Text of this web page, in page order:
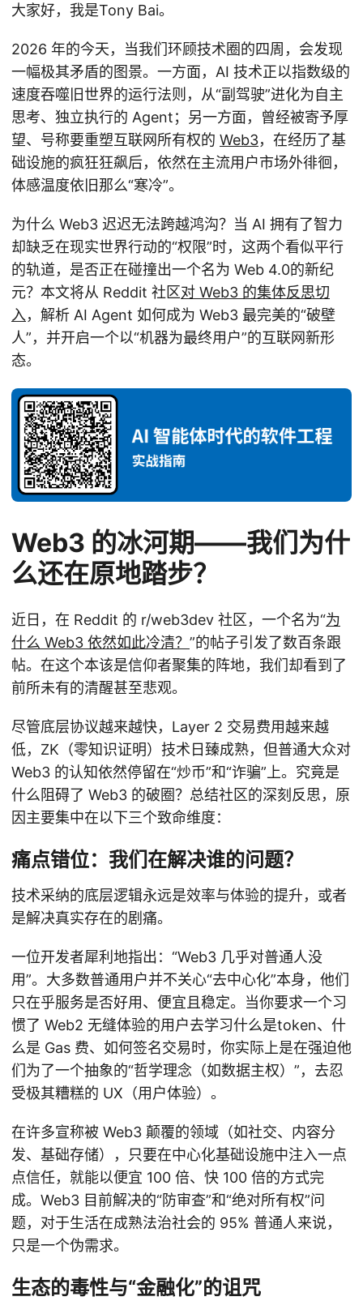
大家好，我是Tony Bai。
2026 年的今天，当我们环顾技术圈的四周，会发现
一幅极其矛盾的图景。一方面，AI 技术正以指数级的
速度吞噬旧世界的运行法则，从“副驾驶”进化为自主
思考、独立执行的 Agent；另一方面，曾经被寄予厚
望、号称要重塑互联网所有权的 Web3，在经历了基
础设施的疯狂狂飙后，依然在主流用户市场外徘徊，
体感温度依旧那么“寒冷”。
为什么 Web3 迟迟无法跨越鸿沟？当 AI 拥有了智力
却缺乏在现实世界行动的“权限”时，这两个看似平行
的轨道，是否正在碰撞出一个名为 Web 4.0的新纪
元？本文将从 Reddit 社区对 Web3 的集体反思切
入，解析 AI Agent 如何成为 Web3 最完美的“破壁
人”，并开启一个以“机器为最终用户”的互联网新形
态。
Web3 的冰河期——我们为什
么还在原地踏步？
近日，在 Reddit 的 r/web3dev 社区，一个名为“为
什么 Web3 依然如此冷清？ ”的帖子引发了数百条跟
帖。在这个本该是信仰者聚集的阵地，我们却看到了
前所未有的清醒甚至悲观。
尽管底层协议越来越快，Layer 2 交易费用越来越
低，ZK（零知识证明）技术日臻成熟，但普通大众对
Web3 的认知依然停留在“炒币”和“诈骗”上。究竟是
什么阻碍了 Web3 的破圈？总结社区的深刻反思，原
因主要集中在以下三个致命维度：
痛点错位：我们在解决谁的问题？
技术采纳的底层逻辑永远是效率与体验的提升，或者
是解决真实存在的剧痛。
一位开发者犀利地指出：“Web3 几乎对普通人没
用”。大多数普通用户并不关心“去中心化”本身，他们
只在乎服务是否好用、便宜且稳定。当你要求一个习
惯了 Web2 无缝体验的用户去学习什么是token、什
么是 Gas 费、如何签名交易时，你实际上是在强迫他
们为了一个抽象的“哲学理念（如数据主权）”，去忍
受极其糟糕的 UX（用户体验）。
在许多宣称被 Web3 颠覆的领域（如社交、内容分
发、基础存储），只要在中心化基础设施中注入一点
点信任，就能以便宜 100 倍、快 100 倍的方式完
成。Web3 目前解决的“防审查”和“绝对所有权”问
题，对于生活在成熟法治社会的 95% 普通人来说，
只是一个伪需求。
生态的毒性与“金融化”的诅咒